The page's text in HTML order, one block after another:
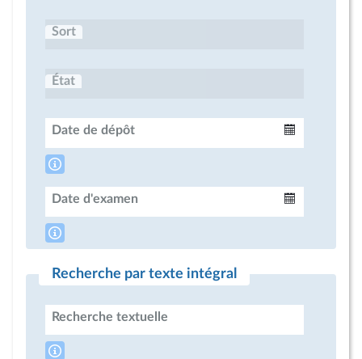
Sort
État
Date de dépôt
Date d'examen
Recherche par texte intégral
Recherche textuelle